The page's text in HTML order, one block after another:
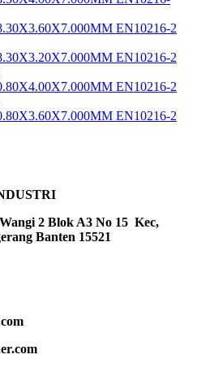
EN10216-2
EN10216-2
EN10216-2
EN10216-2
2 Blok A3 No 15 Kec,
Banten 15521